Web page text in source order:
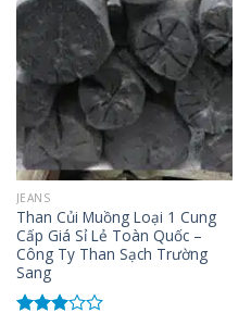
JEANS
Than Củi Muồng Loại 1 Cung
Cấp Giá Sỉ Lẻ Toàn Quốc –
Công Ty Than Sạch Trường
Sang